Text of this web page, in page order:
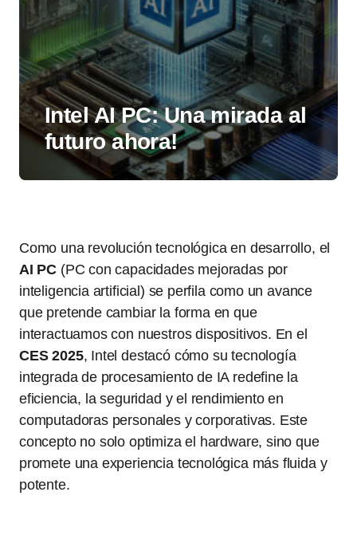
Intel AI PC: Una mirada al
futuro ahora!
Como una revolución tecnológica en desarrollo, el
AI PC (PC con capacidades mejoradas por
inteligencia artificial) se perfila como un avance
que pretende cambiar la forma en que
interactuamos con nuestros dispositivos. En el
CES 2025, Intel destacó cómo su tecnología
integrada de procesamiento de IA redefine la
eficiencia, la seguridad y el rendimiento en
computadoras personales y corporativas. Este
concepto no solo optimiza el hardware, sino que
promete una experiencia tecnológica más fluida y
potente.